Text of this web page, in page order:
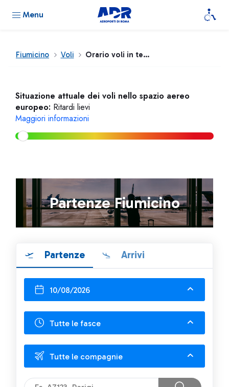
Menu
Fiumicino Voli Orario voli in tempo reale
Situazione attuale dei voli nello spazio aereo
europeo: Ritardi lievi
Maggiori informazioni
Partenze Fiumicino
Partenze Arrivi
10/08/2026
Tutte le fasce
Tutte le compagnie